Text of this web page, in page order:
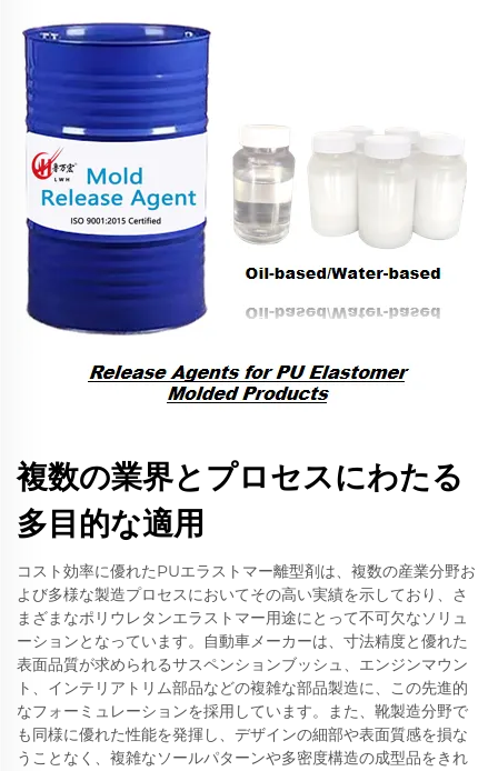
複数の業界とプロセスにわたる
多目的な適用
コスト効率に優れたPUエラストマー離型剤は、複数の産業分野お
よび多様な製造プロセスにおいてその高い実績を示しており、さ
まざまなポリウレタンエラストマー用途にとって不可欠なソリュ
ーションとなっています。自動車メーカーは、寸法精度と優れた
表面品質が求められるサスペンションブッシュ、エンジンマウン
ト、インテリアトリム部品などの複雑な部品製造に、この先進的
なフォーミュレーションを採用しています。また、靴製造分野で
も同様に優れた性能を発揮し、デザインの細部や表面質感を損な
うことなく、複雑なソールパターンや多密度構造の成型品をきれ